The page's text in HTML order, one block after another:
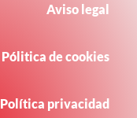
Aviso legal
Pólitica de cookies
Política privacidad